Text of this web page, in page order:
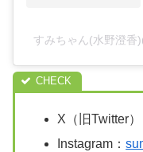
すみちゃん(水野澄香
X（旧Twitter）
Instagram：